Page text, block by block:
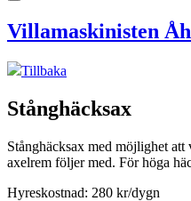
Villamaskinisten
Tillbaka
Stånghäcksax
Stånghäcksax med möjlighet
axelrem följer med. För höga
Hyreskostnad: 280 kr/dygn